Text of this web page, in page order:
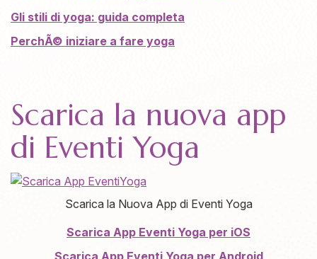
Gli stili di yoga: guida completa
PerchÃ© iniziare a fare yoga
Scarica la nuova app
di Eventi Yoga
Scarica la Nuova App di Eventi Yoga
Scarica App Eventi Yoga per iOS
Scarica App Eventi Yoga per Android